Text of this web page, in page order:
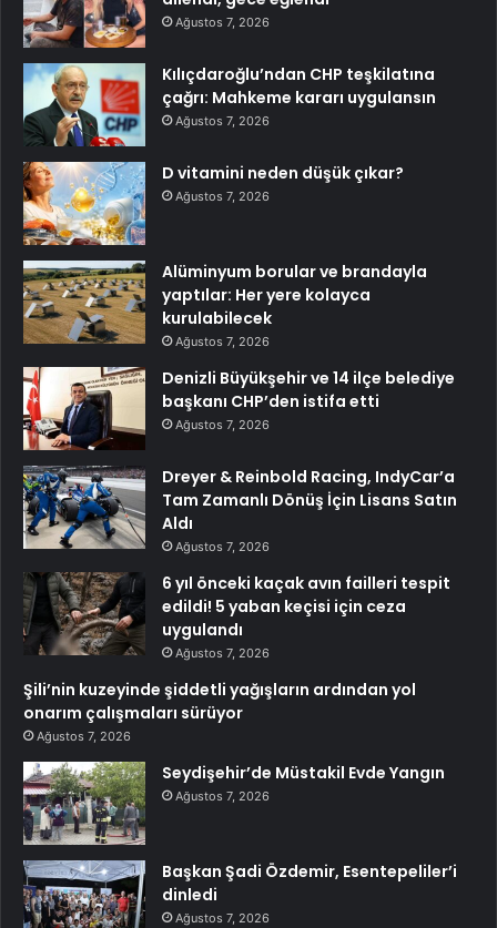
Ağustos 7, 2026
Kılıçdaroğlu’ndan CHP teşkilatına
çağrı: Mahkeme kararı uygulansın
Ağustos 7, 2026
D vitamini neden düşük çıkar?
Ağustos 7, 2026
Alüminyum borular ve brandayla
yaptılar: Her yere kolayca
kurulabilecek
Ağustos 7, 2026
Denizli Büyükşehir ve 14 ilçe belediye
başkanı CHP’den istifa etti
Ağustos 7, 2026
Dreyer & Reinbold Racing, IndyCar’a
Tam Zamanlı Dönüş İçin Lisans Satın
Aldı
Ağustos 7, 2026
6 yıl önceki kaçak avın failleri tespit
edildi! 5 yaban keçisi için ceza
uygulandı
Ağustos 7, 2026
Şili’nin kuzeyinde şiddetli yağışların ardından yol
onarım çalışmaları sürüyor
Ağustos 7, 2026
Seydişehir’de Müstakil Evde Yangın
Ağustos 7, 2026
Başkan Şadi Özdemir, Esentepeliler’i
dinledi
Ağustos 7, 2026